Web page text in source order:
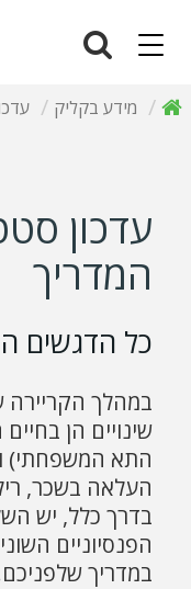
Navigation
מידע בקליק
עדכון
המדריך
כל הדגשים
במהלך
שינויים הן
התא המשפחתי)
העלאה בשכר,
בדרך כלל, יש
הפנסיוניים
במדריך